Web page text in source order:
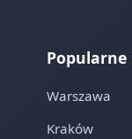
Warszawa
Kraków